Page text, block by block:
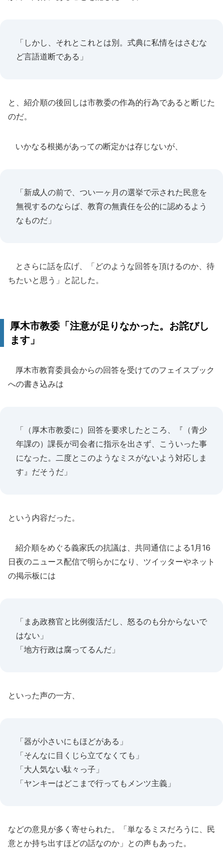
「しかし、それとこれとは別。式典に私情をはさむな
ど言語道断である」
と、紹介順の後回しは市教委の作為的行為であると断じた
のだ。
いかなる根拠があっての断定かは存じないが、
「新成人の前で、つい一ヶ月の選挙で示された民意を
無視するのならば、教育の無責任を公的に認めるよう
なものだ」
とさらに話を広げ、「どのような回答を頂けるのか、待
ちたいと思う」と記した。
厚木市教委「注意が足りなかった。お詫びし
ます」
厚木市教育委員会からの回答を受けてのフェイスブック
への書き込みは
「（厚木市教委に）回答を要求したところ、『（青少
年課の）課長が司会者に指示を出さず、こういった事
になった。二度とこのようなミスがないよう対応しま
す』だそうだ」
という内容だった。
紹介順をめぐる義家氏の抗議は、共同通信による1月16
日夜のニュース配信で明らかになり、ツイッターやネット
の掲示板には
「まあ政務官と比例復活だし、怒るのも分からないで
はない」
「地方行政は腐ってるんだ」
といった声の一方、
「器が小さいにもほどがある」
「そんなに目くじら立てなくても」
「大人気ない駄々っ子」
「ヤンキーはどこまで行ってもメンツ主義」
などの意見が多く寄せられた。「単なるミスだろうに、民
意とか持ち出すほどの話なのか」との声もあった。